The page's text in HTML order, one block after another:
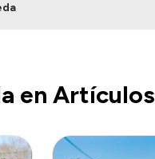
en Artículos